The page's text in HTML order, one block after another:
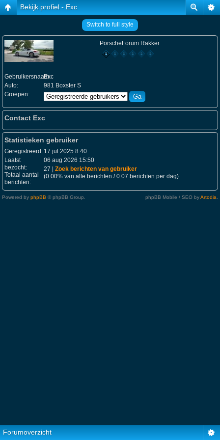
Bekijk profiel - Exc
Switch to full style
PorscheForum Rakker
Gebruikersnaam:
Exc
Auto:
981 Boxster S
Groepen:
Contact Exc
Statistieken gebruiker
Geregistreerd: 17 jul 2025 8:40
Laatst
bezocht:
06 aug 2026 15:50
Totaal aantal
berichten:
27 | Zoek berichten van gebruiker
(0.00% van alle berichten / 0.07 berichten per dag)
Powered by phpBB © phpBB Group. phpBB Mobile / SEO byArtodia
Forumoverzicht